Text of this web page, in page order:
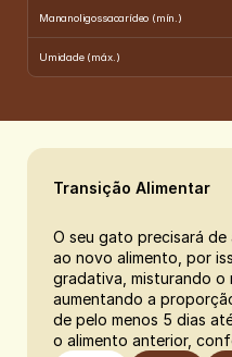
Mananoligossacarídeo (mín.)
Umidade (máx.)
Transição Alimentar
O seu gato precisará
ao novo alimento, por
gradativa, misturando o
aumentando a
de pelo menos 5 dias
o alimento anterior,